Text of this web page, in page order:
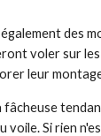
des
voler sur
leur
voile. Si rien